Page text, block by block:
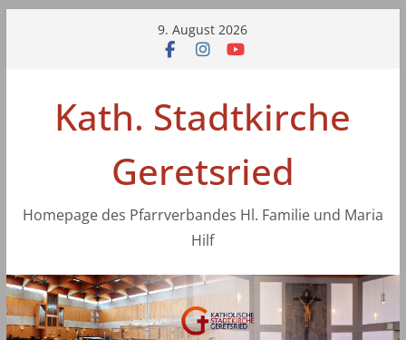
9. August 2026
Kath. Stadtkirche
Geretsried
Homepage des Pfarrverbandes Hl. Familie und Maria
Hilf